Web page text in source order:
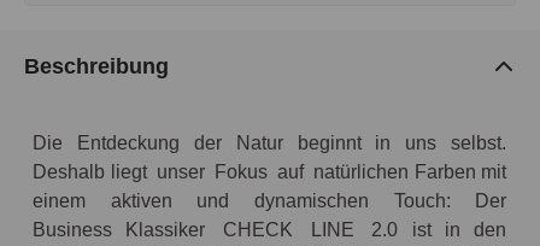
Beschreibung
Die Entdeckung der Natur beginnt in uns
selbst.
Deshalb liegt unser Fokus auf natürlichen Farben mit
einem
aktiven und dynamischen Touch:
Der
Business Klassiker
CHECK LINE 2.0 ist in
den